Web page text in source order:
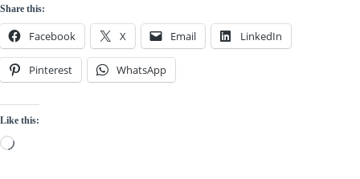
Share this:
Facebook X Email LinkedIn
Pinterest WhatsApp
Like this:
Loading…